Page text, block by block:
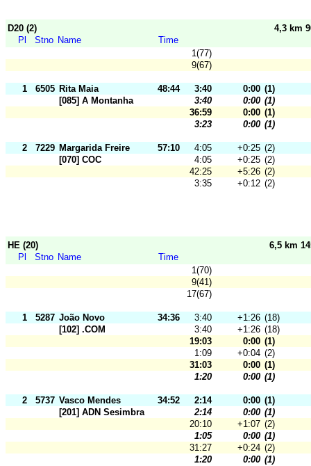
D20 (2)
4,3 km
Pl
Stno Name
Time
1(77)
9(67)
1 6505 Rita Maia 48:44 3:40 0:00 (1)
[085] A Montanha
3:40 0:00 (1)
36:59
0:00 (1)
3:23
0:00 (1)
2 7229 Margarida Freire 57:10 4:05 +0:25 (2)
[070] COC
4:05 +0:25 (2)
42:25
+5:26 (2)
3:35
+0:12 (2)
HE (20)
6,5 km
Pl
Stno Name
Time
1(70)
9(41)
17(67)
1 5287 João Novo 34:36 3:40 +1:26 (18)
[102] .COM
3:40 +1:26 (18)
19:03
0:00 (1)
1:09
+0:04 (2)
31:03
0:00 (1)
1:20
0:00 (1)
2 5737 Vasco Mendes 34:52 2:14 0:00 (1)
[201] ADN Sesimbra
2:14 0:00 (1)
20:10
+1:07 (2)
1:05
0:00 (1)
31:27
+0:24 (2)
1:20
0:00 (1)